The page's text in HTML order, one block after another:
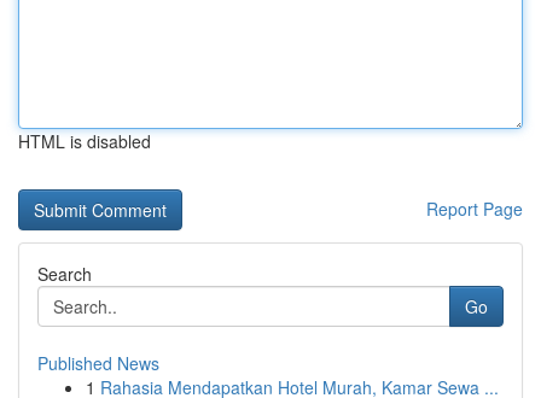
HTML is disabled
Report Page
Search
Go
Published News
1 Rahasia Mendapatkan Hotel Murah, Kamar Sewa ...